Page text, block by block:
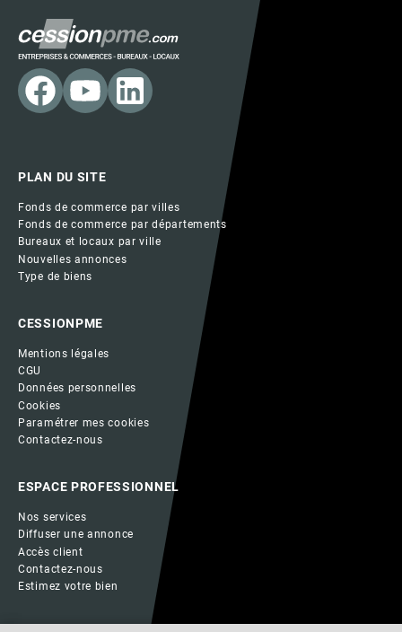
PLAN DU SITE
Fonds de commerce par villes
Fonds de commerce par départements
Bureaux et locaux par ville
Nouvelles annonces
Type de biens
CESSIONPME
Mentions légales
CGU
Données personnelles
Cookies
Paramétrer mes cookies
Contactez-nous
ESPACE PROFESSIONNEL
Nos services
Diffuser une annonce
Accès client
Contactez-nous
Estimez votre bien